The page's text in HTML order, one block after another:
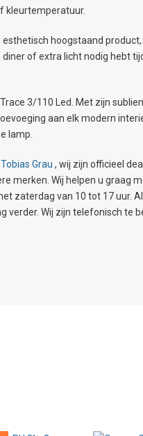
kleurtemperatuur.
esthetisch hoogstaand
of extra licht nodig hebt
3/110 Led. Met zijn
aan elk modern
lamp.
Tobias Grau , wij zijn officieel
merken. Wij helpen u graag
zaterdag van 10 tot 17 uur.
verder. Wij zijn telefonisch te